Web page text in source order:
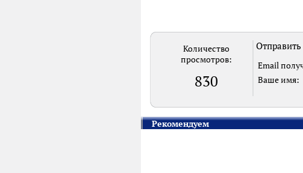
Количество
просмотров:
830
Отправить
Email
Ваше имя:
Рекомендуем